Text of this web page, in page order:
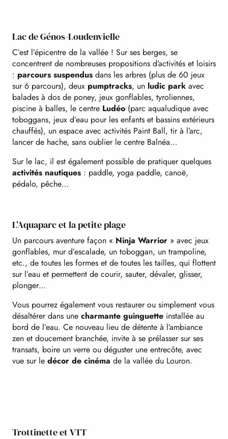
Lac de Génos-Loudenvielle
C’est l’épicentre de la vallée ! Sur ses berges, se
concentrent de nombreuses propositions d’activités et loisirs
: parcours suspendus dans les arbres (plus de 60 jeux
sur 6 parcours), deux pumptracks, un ludic park avec
balades à dos de poney, jeux gonflables, tyroliennes,
piscine à balles, le centre Ludéo (parc aqualudique avec
toboggans, jeux d’eau pour les enfants et bassins extérieurs
chauffés), un espace avec activités Paint Ball, tir à l’arc,
lancer de hache, sans oublier le centre Balnéa…
Sur le lac, il est également possible de pratiquer quelques
activités nautiques : paddle, yoga paddle, canoë,
pédalo, pêche…
L’Aquaparc et la petite plage
Un parcours aventure façon « Ninja Warrior » avec jeux
gonflables, mur d’escalade, un toboggan, un trampoline,
etc., de toutes les formes et de toutes les tailles, qui flottent
sur l’eau et permettent de courir, sauter, dévaler, glisser,
plonger…
Vous pourrez également vous restaurer ou simplement vous
désaltérer dans une charmante guinguette installée au
bord de l’eau. Ce nouveau lieu de détente à l’ambiance
zen et doucement branchée, invite à se prélasser sur ses
transats, boire un verre ou déguster une entrecôte, avec
vue sur le décor de cinéma de la vallée du Louron.
Trottinette et VTT